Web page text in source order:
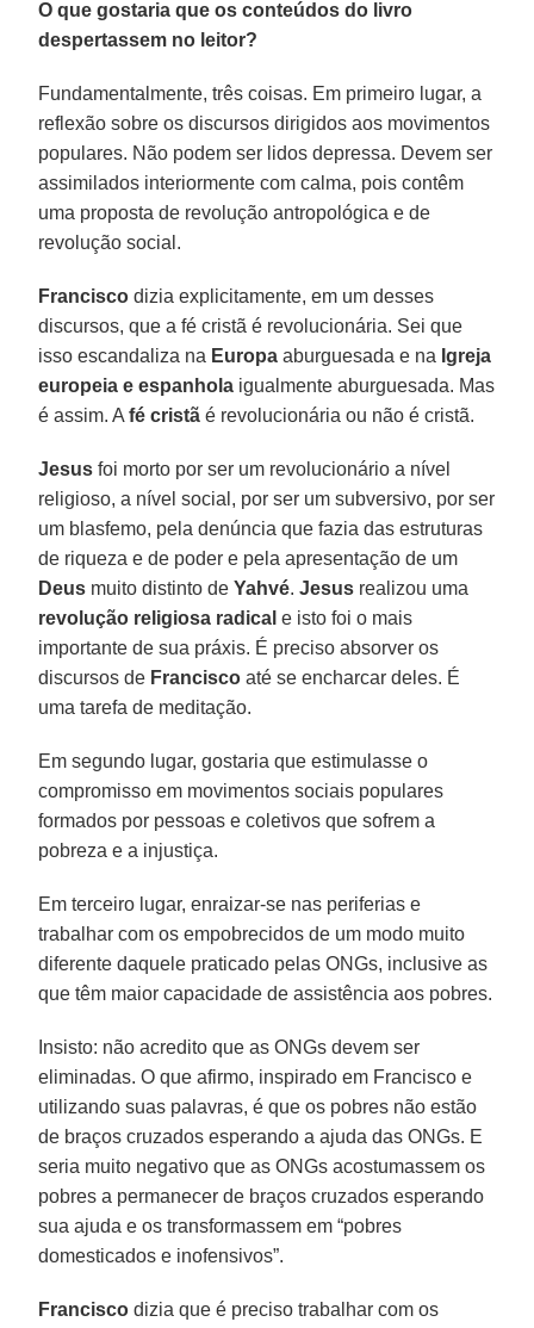
O que gostaria que os conteúdos do livro
despertassem no leitor?
Fundamentalmente, três coisas. Em primeiro lugar, a
reflexão sobre os discursos dirigidos aos movimentos
populares. Não podem ser lidos depressa. Devem ser
assimilados interiormente com calma, pois contêm
uma proposta de revolução antropológica e de
revolução social.
Francisco dizia explicitamente, em um desses
discursos, que a fé cristã é revolucionária. Sei que
isso escandaliza na Europa aburguesada e na Igreja
europeia e espanhola igualmente aburguesada. Mas
é assim. Afé cristã é revolucionária ou não é cristã.
Jesus foi morto por ser um revolucionário a nível
religioso, a nível social, por ser um subversivo, por ser
um blasfemo, pela denúncia que fazia das estruturas
de riqueza e de poder e pela apresentação de um
Deus muito distinto de Yahvé.Jesus realizou uma
revolução religiosa radical e isto foi o mais
importante de sua práxis. É preciso absorver os
discursos de Francisco até se encharcar deles. É
uma tarefa de meditação.
Em segundo lugar, gostaria que estimulasse o
compromisso em movimentos sociais populares
formados por pessoas e coletivos que sofrem a
pobreza e a injustiça.
Em terceiro lugar, enraizar-se nas periferias e
trabalhar com os empobrecidos de um modo muito
diferente daquele praticado pelas ONGs, inclusive as
que têm maior capacidade de assistência aos pobres.
Insisto: não acredito que as ONGs devem ser
eliminadas. O que afirmo, inspirado em Francisco e
utilizando suas palavras, é que os pobres não estão
de braços cruzados esperando a ajuda das ONGs. E
seria muito negativo que as ONGs acostumassem os
pobres a permanecer de braços cruzados esperando
sua ajuda e os transformassem em “pobres
domesticados e inofensivos”.
Francisco dizia que é preciso trabalhar com os